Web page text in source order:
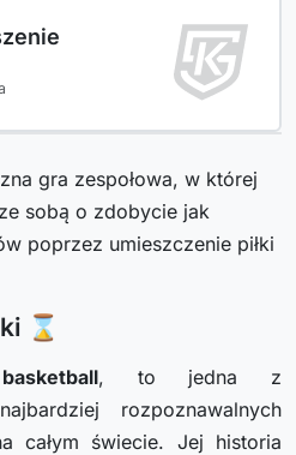
gra zespołowa, w której
sobą o zdobycie jak
poprzez umieszczenie piłki
⌛
basketball, to jedna z
rozpoznawalnych
całym świecie. Jej historia